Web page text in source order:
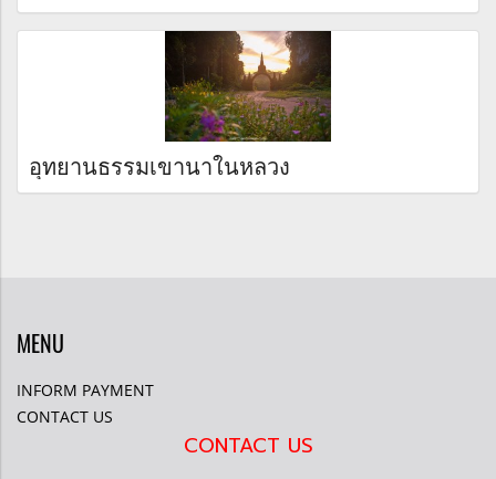
อุทยานธรรมเขานาในหลวง
MENU
INFORM PAYMENT
CONTACT US
CONTACT US